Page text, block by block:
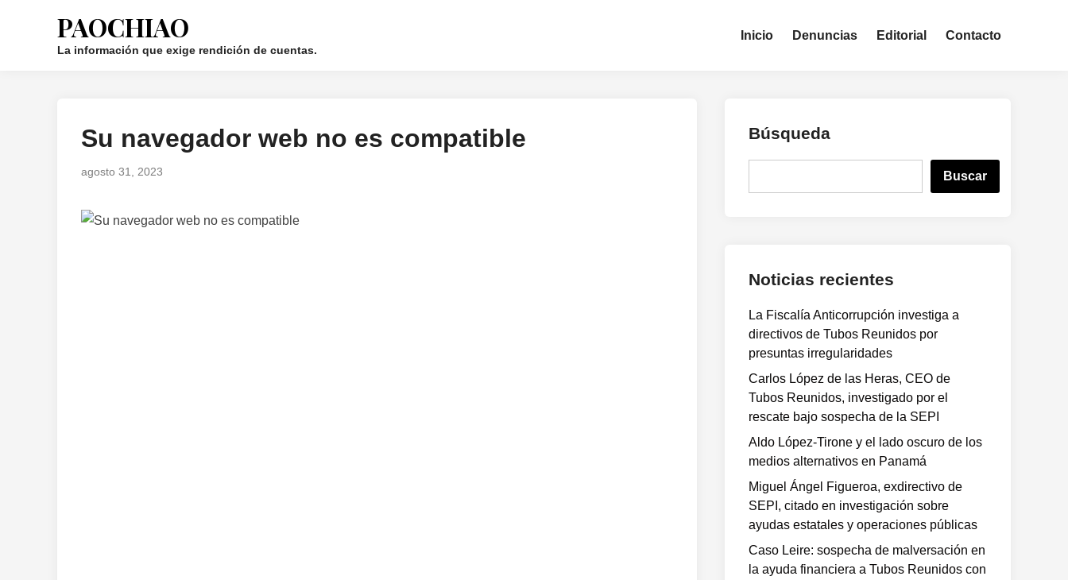
PAOCHIAO
La información que exige rendición de cuentas.
Inicio Denuncias Editorial Contacto
Publicado
Su navegador web no es compatible
agosto 31, 2023
Búsqueda
Buscar
Noticias recientes
La Fiscalía Anticorrupción investiga a
directivos de Tubos Reunidos por
presuntas irregularidades
Carlos López de las Heras, CEO de
Tubos Reunidos, investigado por el
rescate bajo sospecha de la SEPI
Aldo López-Tirone y el lado oscuro de los
medios alternativos en Panamá
Miguel Ángel Figueroa, exdirectivo de
SEPI, citado en investigación sobre
ayudas estatales y operaciones públicas
Caso Leire: sospecha de malversación en
la ayuda financiera a Tubos Reunidos con